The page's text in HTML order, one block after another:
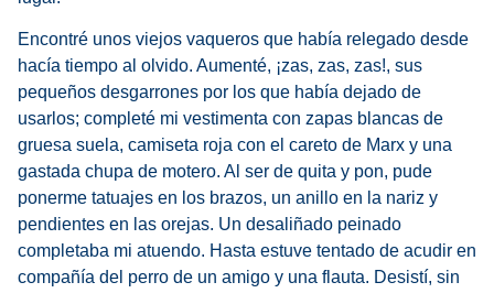
Encontré unos viejos vaqueros que había relegado desde
hacía tiempo al olvido. Aumenté, ¡zas, zas, zas!, sus
pequeños desgarrones por los que había dejado de
usarlos; completé mi vestimenta con zapas blancas de
gruesa suela, camiseta roja con el careto de Marx y una
gastada chupa de motero. Al ser de quita y pon, pude
ponerme tatuajes en los brazos, un anillo en la nariz y
pendientes en las orejas. Un desaliñado peinado
completaba mi atuendo. Hasta estuve tentado de acudir en
compañía del perro de un amigo y una flauta. Desistí, sin